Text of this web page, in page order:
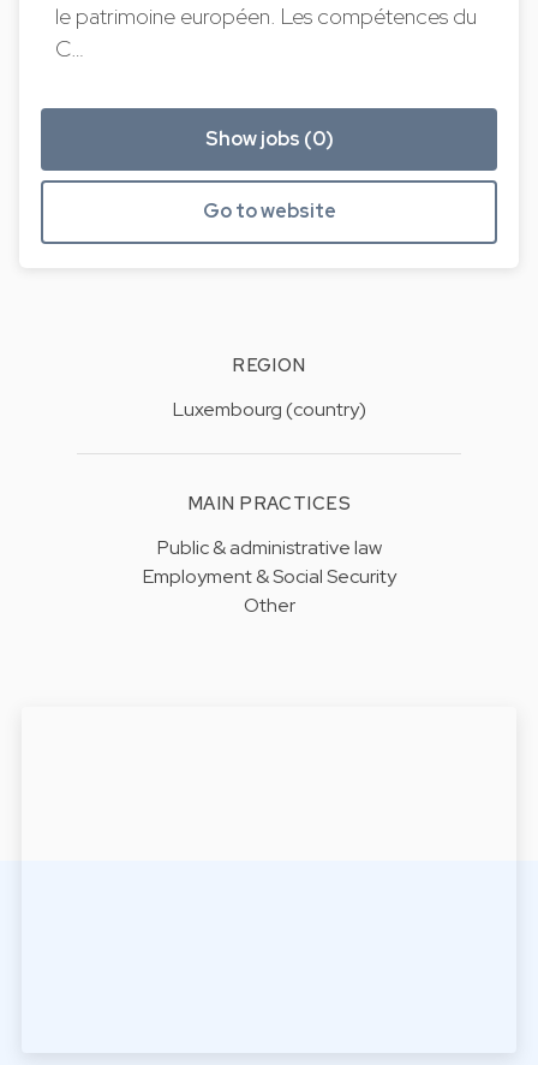
le patrimoine européen. Les compétences du
C…
Show jobs (0)
Go to website
REGION
Luxembourg (country)
MAIN PRACTICES
Public & administrative law
Employment & Social Security
Other